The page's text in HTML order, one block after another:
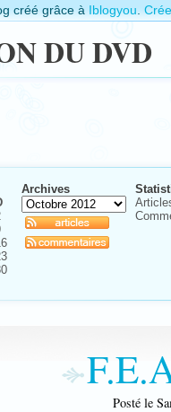
créé grâce à Iblogyou
DU DVD
Archives
Posté le